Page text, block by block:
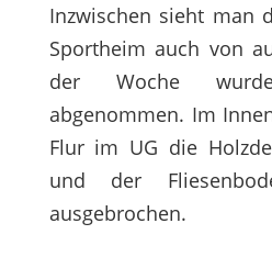
Inzwischen sieht man
Sportheim auch von
der Woche
abgenommen. Im
Flur im UG die
und der
ausgebrochen.